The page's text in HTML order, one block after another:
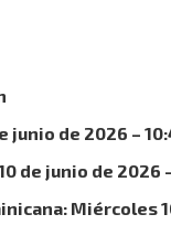
junio de 2026 –
de junio de 2026 –
Miércoles